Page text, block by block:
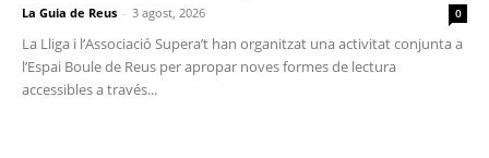
La Guia de Reus - 3 agost, 2026 0
La Lliga i l’Associació Supera’t han organitzat una activitat conjunta a
l’Espai Boule de Reus per apropar noves formes de lectura
accessibles a través...